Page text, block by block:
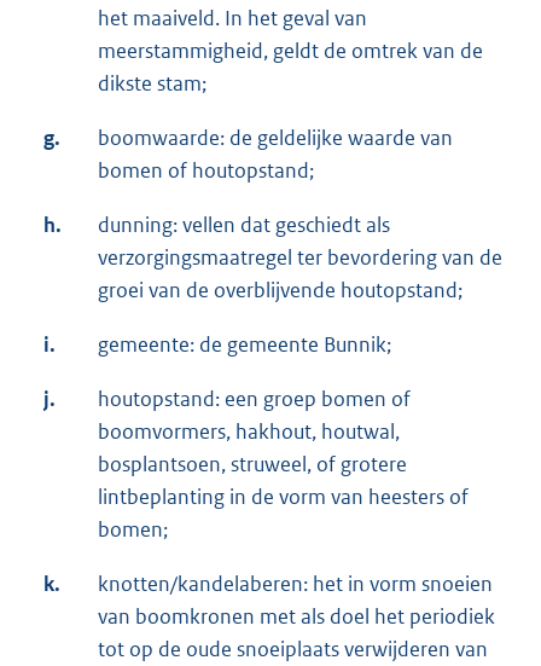
het maaiveld. In het geval van
meerstammigheid, geldt de omtrek van de
dikste stam;
g.
boomwaarde: de geldelijke waarde van
bomen of houtopstand;
h.
dunning: vellen dat geschiedt als
verzorgingsmaatregel ter bevordering van de
groei van de overblijvende houtopstand;
i. gemeente: de gemeente Bunnik;
j.
houtopstand: een groep bomen of
boomvormers, hakhout, houtwal,
bosplantsoen, struweel, of grotere
lintbeplanting in de vorm van heesters of
bomen;
k.
knotten/kandelaberen: het in vorm snoeien
van boomkronen met als doel het periodiek
tot op de oude snoeiplaats verwijderen van